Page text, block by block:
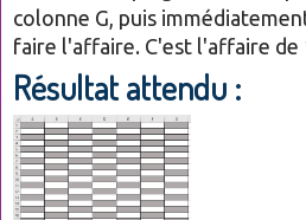
colonne G, puis
faire l'affaire. C'est l'affaire de
Résultat attendu :